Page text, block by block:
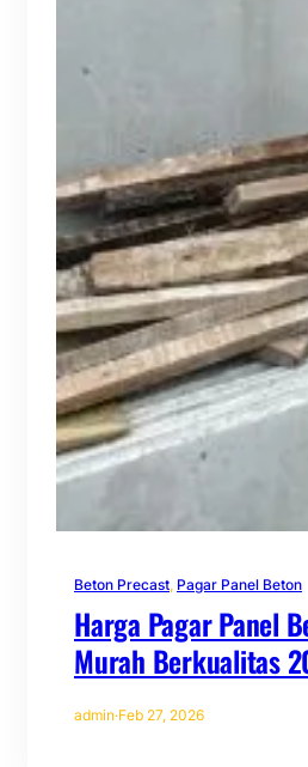
Beton Precast, Pagar Panel Beton
Harga Pagar Panel
Murah Berkualitas
admin·Feb 27, 2026